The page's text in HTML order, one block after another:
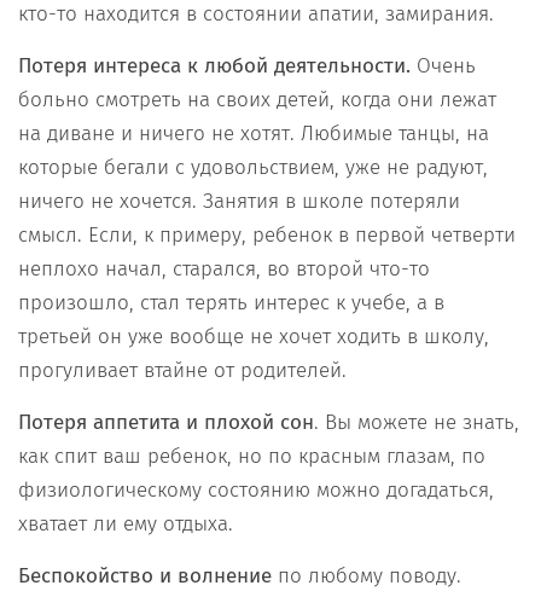
кто-то находится в состоянии апатии, замирания.
Потеря интереса к любой деятельности. Очень
больно смотреть на своих детей, когда они лежат
на диване и ничего не хотят. Любимые танцы, на
которые бегали с удовольствием, уже не радуют,
ничего не хочется. Занятия в школе потеряли
смысл. Если, к примеру, ребенок в первой четверти
неплохо начал, старался, во второй что-то
произошло, стал терять интерес к учебе, а в
третьей он уже вообще не хочет ходить в школу,
прогуливает втайне от родителей.
Потеря аппетита и плохой сон. Вы можете не знать,
как спит ваш ребенок, но по красным глазам, по
физиологическому состоянию можно догадаться,
хватает ли ему отдыха.
Беспокойство и волнение по любому поводу.